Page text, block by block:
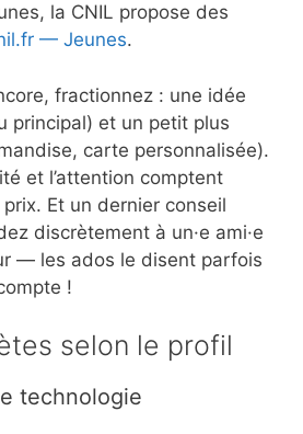
la CNIL propose des
— Jeunes.
fractionnez : une idée
principal) et un petit plus
carte personnalisée).
et l’attention comptent
Et un dernier conseil
discrètement à un·e ami·e
— les ados le disent parfois
!
selon le profil
technologie